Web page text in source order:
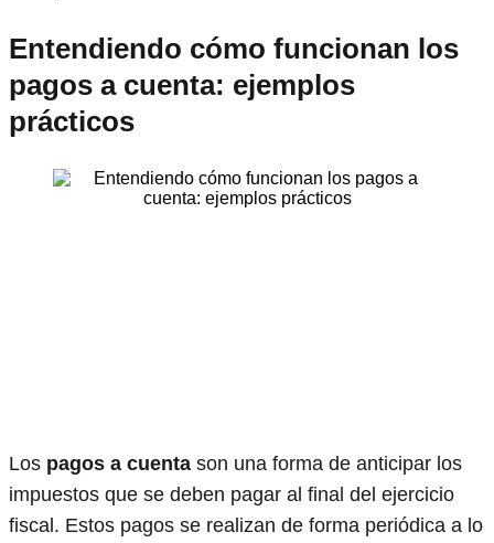
Entendiendo cómo funcionan los
pagos a cuenta: ejemplos
prácticos
Los pagos a cuenta son una forma de anticipar los
impuestos que se deben pagar al final del ejercicio
fiscal. Estos pagos se realizan de forma periódica a lo